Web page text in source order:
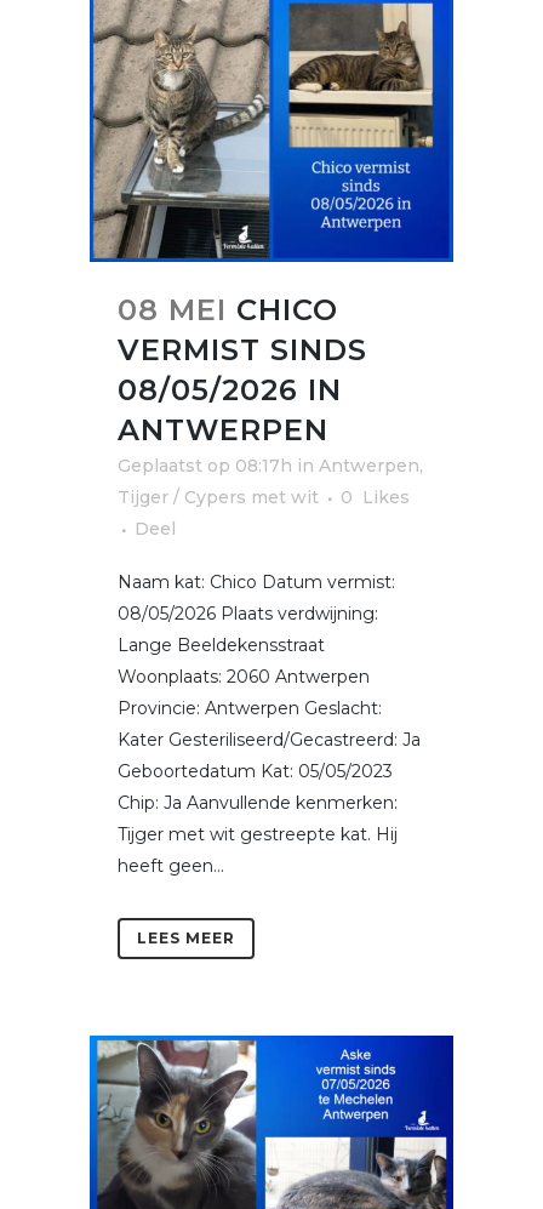
08 MEI CHICO
VERMIST SINDS
08/05/2026 IN
ANTWERPEN
Geplaatst op 08:17h in Antwerpen,
Tijger / Cypers met wit
0
Likes
Deel
Naam kat: Chico Datum vermist:
08/05/2026 Plaats verdwijning:
Lange Beeldekensstraat
Woonplaats: 2060 Antwerpen
Provincie: Antwerpen Geslacht:
Kater Gesteriliseerd/Gecastreerd: Ja
Geboortedatum Kat: 05/05/2023
Chip: Ja Aanvullende kenmerken:
Tijger met wit gestreepte kat. Hij
heeft geen...
LEES MEER